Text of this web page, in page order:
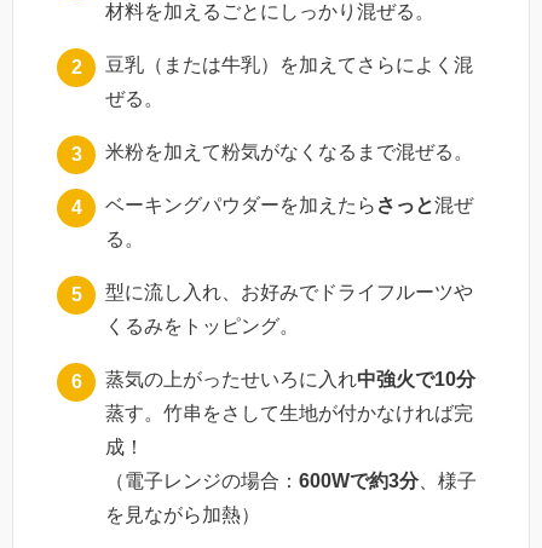
材料を加えるごとにしっかり混ぜる。
豆乳（または牛乳）を加えてさらによく混
ぜる。
米粉を加えて粉気がなくなるまで混ぜる。
ベーキングパウダーを加えたら さっと混ぜ
る。
型に流し入れ、お好みでドライフルーツや
くるみをトッピング。
蒸気の上がったせいろに入れ中強火で10分
蒸す。竹串をさして生地が付かなければ完
成！
（電子レンジの場合： 600Wで約3分、様子
を見ながら加熱）